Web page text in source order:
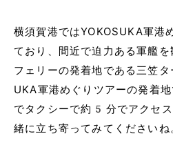
横須賀港ではYOKOSUKA軍港
ており、間近で迫力ある軍艦
フェリーの発着地である三笠
UKA軍港めぐりツアーの発着
でタクシーで約5分でアクセ
緒に立ち寄ってみてくださいね